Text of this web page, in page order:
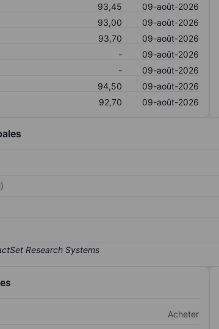
93,45
09-août-2026
93,00
09-août-2026
93,70
09-août-2026
-
09-août-2026
-
09-août-2026
94,50
09-août-2026
92,70 09-août-2026
Acheter